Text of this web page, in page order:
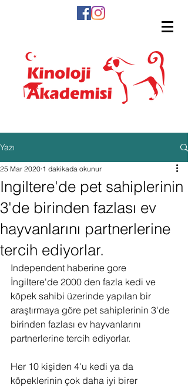
Yazı
Ingiltere'de pet sahiplerinin
3'de birinden fazlası ev
hayvanlarını partnerlerine
tercih ediyorlar.
25 Mar 2020 1 dakikada okunur
Independent haberine gore
İngiltere'de 2000 den fazla kedi ve
köpek sahibi üzerinde yapılan bir
araştırmaya göre pet sahiplerinin 3'de
birinden fazlası ev hayvanlarını
partnerlerine tercih ediyorlar.
Her 10 kişiden 4'u kedi ya da
köpeklerinin çok daha iyi birer